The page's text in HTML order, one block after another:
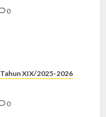
0
Tahun XIX/2025-2026
0